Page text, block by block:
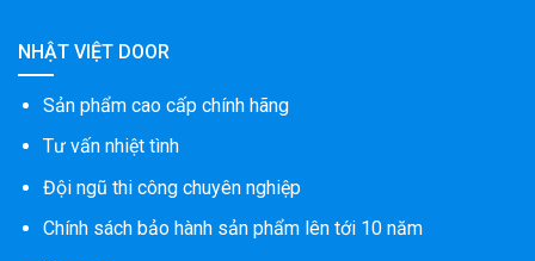
NHẬT VIỆT DOOR
Sản phẩm cao cấp chính hãng
Tư vấn nhiệt tình
Đội ngũ thi công chuyên nghiệp
Chính sách bảo hành sản phẩm lên tới 10 năm